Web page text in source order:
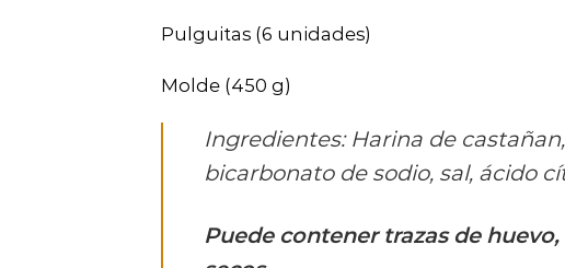
Pulguitas (6 unidades)
Molde (450 g)
Ingredientes: Harina de
bicarbonato de sodio, sal, ácido
Puede contener trazas de